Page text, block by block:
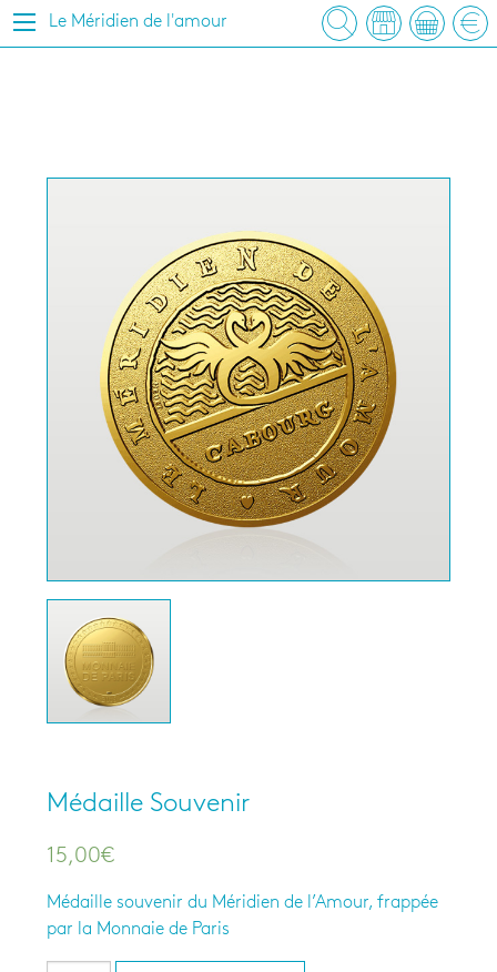
Le Méridien de l'amour
Médaille Souvenir
15,00€
Médaille souvenir du Méridien de l’Amour, frappée
par la Monnaie de Paris